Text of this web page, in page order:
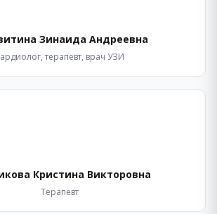
Зинаида Андреевна
терапевт, врач УЗИ
Кристина Викторовна
Терапевт